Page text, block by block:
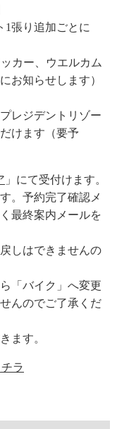
1張り追加ごとに
カー、ウエルカム
お知らせします）
レジデントリゾー
けます（要予
」にて受付けます。
。予約完了確認メ
最終案内メールを
しはできませんの
「バイク」へ変更
んのでご了承くだ
ます。
ラ